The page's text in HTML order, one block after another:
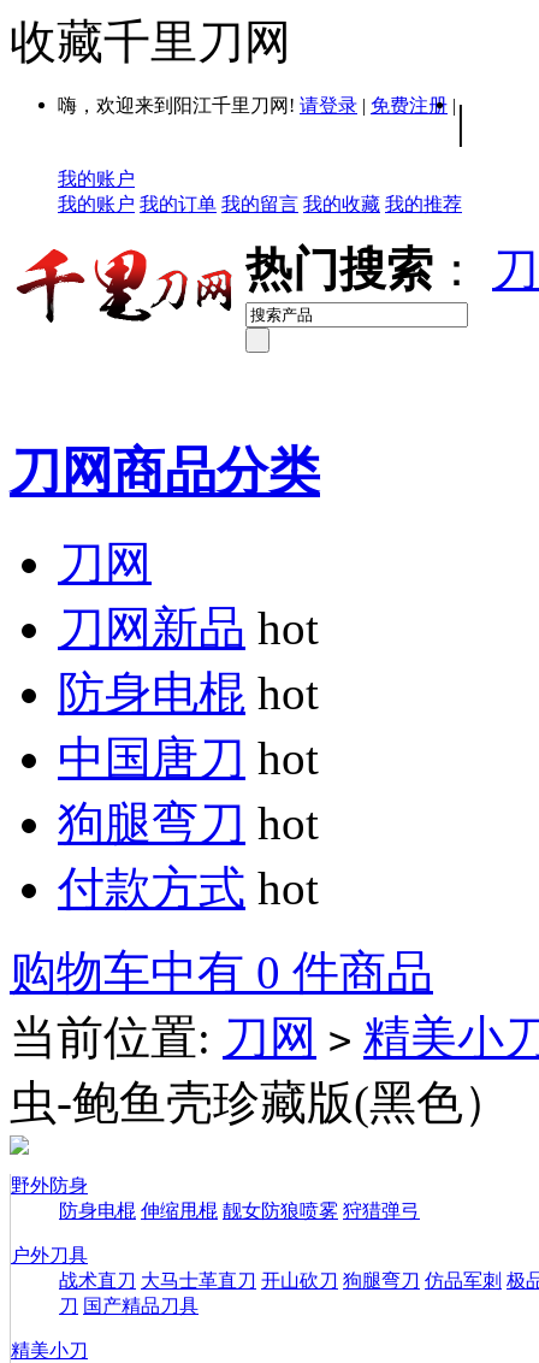
收藏千里刀网
嗨，欢迎来到阳江千里刀网! 请登录 | 免费注册 | |
我的账户
我的账户 我的订单 我的留言 我的收藏 我的推荐
热门搜索 ：
刀网商品分类
刀网
刀网新品 hot
防身电棍 hot
中国唐刀 hot
狗腿弯刀 hot
付款方式 hot
购物车中有 0 件商品
当前位置: 刀网 > 精美小
虫-鲍鱼壳珍藏版(黑色）
野外防身
防身电棍 伸缩甩棍 靓女防狼喷雾 狩猎弹弓
户外刀具
战术直刀 大马士革直刀 开山砍刀 狗腿弯刀 仿品军刺 极
刀 国产精品刀具
精美小刀